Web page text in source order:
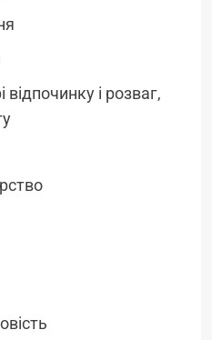
відпочинку і розваг,